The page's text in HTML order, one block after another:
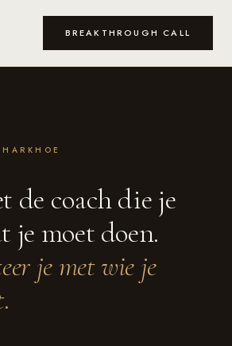
BREAKTHROUGH CALL
de coach die je
je moet doen.
je met wie je